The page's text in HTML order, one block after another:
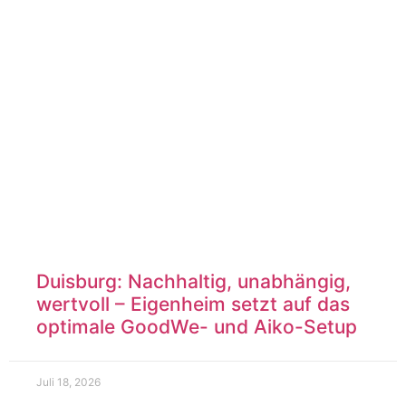
Duisburg: Nachhaltig, unabhängig,
wertvoll – Eigenheim setzt auf das
optimale GoodWe- und Aiko-Setup
Juli 18, 2026